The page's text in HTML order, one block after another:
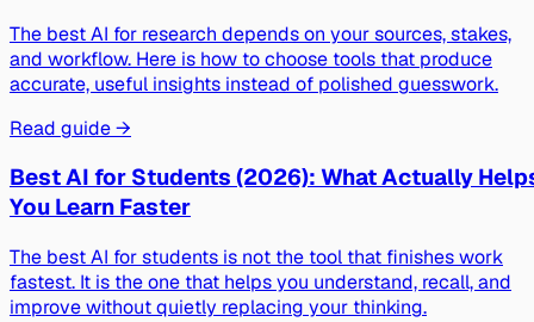
The best AI for research depends on your sources, stakes,
and workflow. Here is how to choose tools that produce
accurate, useful insights instead of polished guesswork.
Read guide →
Best AI for Students (2026): What Actually
You Learn Faster
The best AI for students is not the tool that finishes work
fastest. It is the one that helps you understand, recall, and
improve without quietly replacing your thinking.